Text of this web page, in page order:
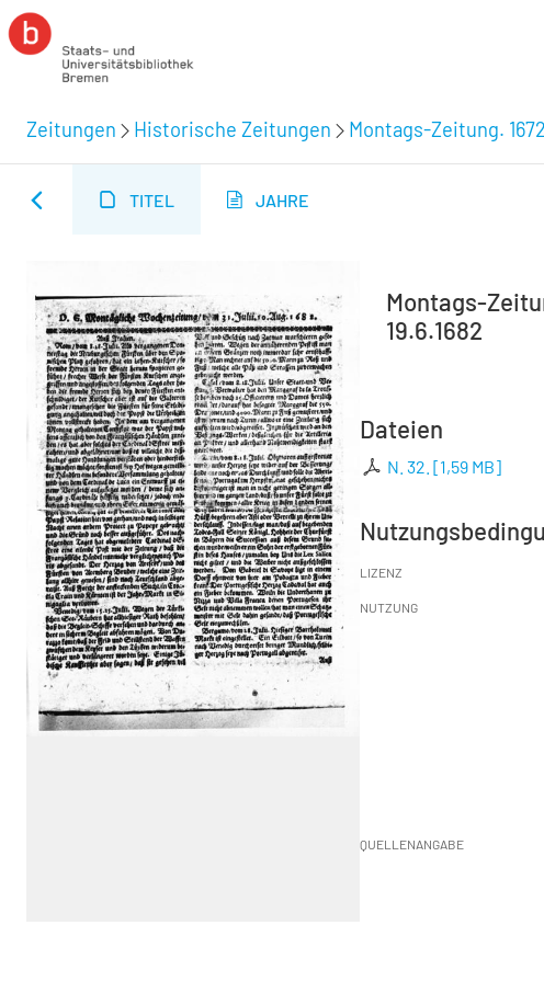
Zeitungen Historische Zeitungen Montags-Zeitung.
TITEL JAHRE
Montags-
19.6.1682
Dateien
N. 32. [1,59 MB]
LIZENZ
NUTZUNG
QUELLENANGABE